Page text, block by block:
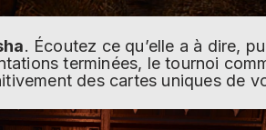
. Écoutez ce qu’elle a à dire,
terminées, le tournoi
des cartes uniques de